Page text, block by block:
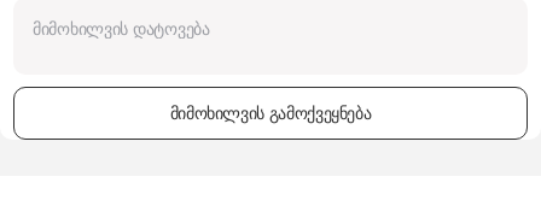
მიმოხილვის გამოქვეყნება